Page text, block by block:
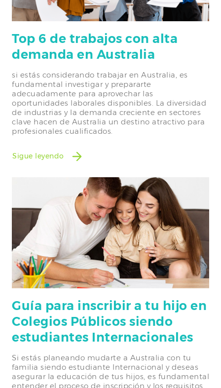
Top 6 de trabajos con alta
demanda en Australia
si estás considerando trabajar en Australia, es
fundamental investigar y prepararte
adecuadamente para aprovechar las
oportunidades laborales disponibles. La diversidad
de industrias y la demanda creciente en sectores
clave hacen de Australia un destino atractivo para
profesionales cualificados.
Sigue leyendo
Guía para inscribir a tu hijo en
Colegios Públicos siendo
estudiantes Internacionales
Si estás planeando mudarte a Australia con tu
familia siendo estudiante Internacional y deseas
asegurar la educación de tus hijos, es fundamental
entender el proceso de inscripción y los requisitos